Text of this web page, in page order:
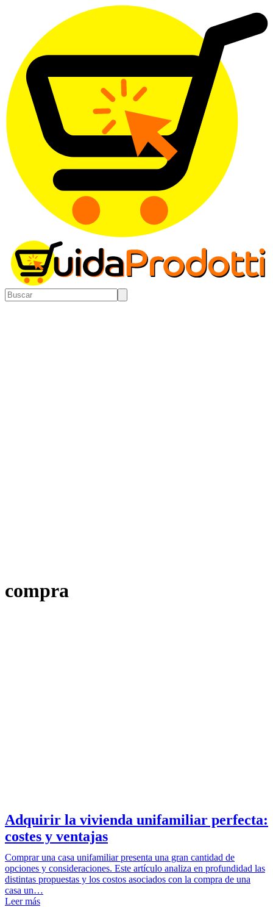
compra
Adquirir la vivienda unifamiliar perfecta:
costes y ventajas
Comprar una casa unifamiliar presenta una gran cantidad de
opciones y consideraciones. Este artículo analiza en profundidad las
distintas propuestas y los costos asociados con la compra de una
casa un…
Leer más